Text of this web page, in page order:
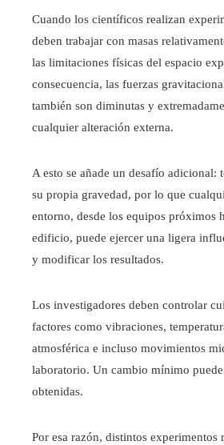
Cuando los científicos realizan
deben trabajar con masas
las limitaciones físicas del espacio
consecuencia, las fuerzas
también son diminutas y
cualquier alteración externa.
A esto se añade un desafío adicional:
su propia gravedad, por lo que
entorno, desde los equipos próximos
edificio, puede ejercer una ligera
y modificar los resultados.
Los investigadores deben controlar
factores como vibraciones,
atmosférica e incluso movimientos
laboratorio. Un cambio mínimo
obtenidas.
Por esa razón, distintos experimentos